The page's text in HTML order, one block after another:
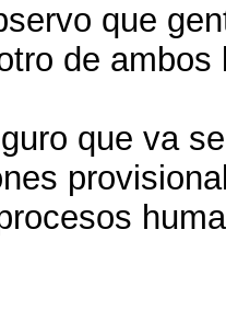
que
de
que va